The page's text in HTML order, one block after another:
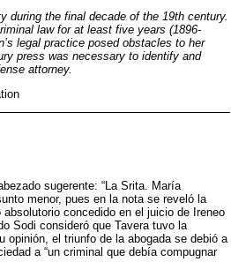
during the final decade of the 19th century.
law for at least five years (1896-
legal practice posed obstacles to her
press was necessary to identify and
attorney.
sugerente: “La Srita. María
menor, pues en la nota se reveló la
concedido en el juicio de Ireneo
Sodi consideró que Tavera tuvo la
opinión, el triunfo de la abogada se debió a
a “un criminal que debía compugnar